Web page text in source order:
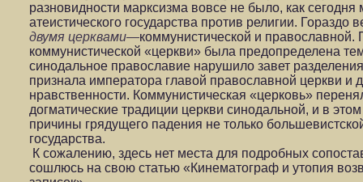
разновидности марксизма вовсе не было, как сегодня
атеистического государства против религии. Гораздо
двумя церквами—коммунистической и
коммунистической «церкви» была предопределена
синодальное православие нарушило завет
признала императора главой православной церкви и
нравственности. Коммунистическая «церковь»
догматические традиции церкви синодальной, и в
причины грядущего падения не только
государства.
К сожалению, здесь нет места для подробных
сошлюсь на свою статью «Кинематограф и утопия